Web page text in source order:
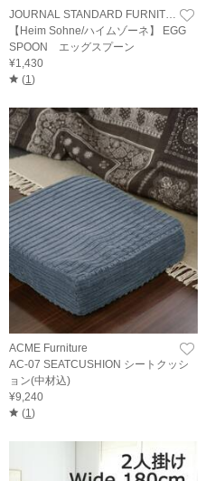
【Heim Sohne/ハイムゾーネ】 EGG
SPOON エッグスプーン
¥1,430
(1 )
ACME Furniture
AC-07 SEATCUSHION シートクッシ
ョン(中材込)
¥9,240
(1)